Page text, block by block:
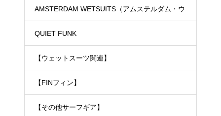
ド）
AMSTERDAM WETSUITS（アムステルダム・ウ
ェットスーツ）
QUIET FUNK
【ウェットスーツ関連】
【FINフィン】
【その他サーフギア】